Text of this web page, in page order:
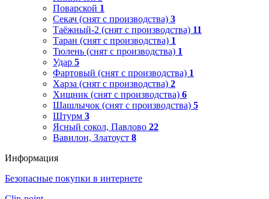
Поварской 1
Секач (снят с производства) 3
Таёжный-2 (снят с производства) 11
Таран (снят с производства) 1
Тюлень (снят с производства) 1
Удар 5
Фартовый (снят с производства) 1
Харза (снят с производства) 2
Хищник (снят с производства) 6
Шашлычок (снят с производства) 5
Штурм 3
Ясный сокол, Павлово 22
Вавилон, Златоуст 8
Информация
Безопасные покупки в интернете